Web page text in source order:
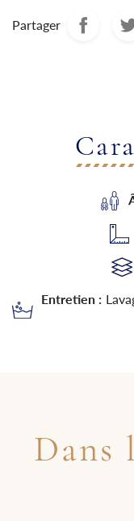
Partager
Entretien :
Dans